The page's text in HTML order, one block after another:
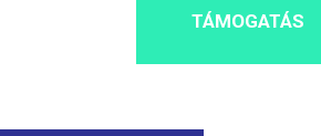
TÁMOGATÁS